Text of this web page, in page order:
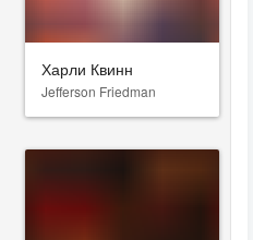
Харли Квинн
Jefferson Friedman